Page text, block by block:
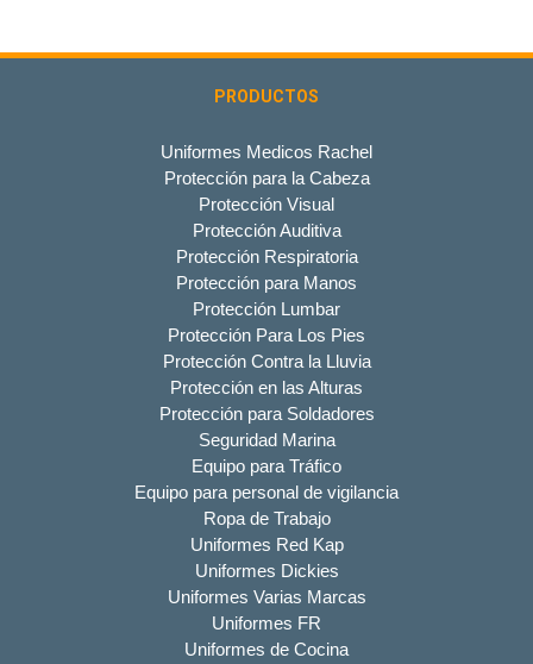
PRODUCTOS
Uniformes Medicos Rachel
Protección para la Cabeza
Protección Visual
Protección Auditiva
Protección Respiratoria
Protección para Manos
Protección Lumbar
Protección Para Los Pies
Protección Contra la Lluvia
Protección en las Alturas
Protección para Soldadores
Seguridad Marina
Equipo para Tráfico
Equipo para personal de vigilancia
Ropa de Trabajo
Uniformes Red Kap
Uniformes Dickies
Uniformes Varias Marcas
Uniformes FR
Uniformes de Cocina